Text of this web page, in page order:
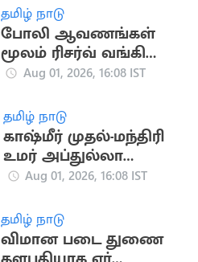
தமிழ் நாடு
போலி ஆவணங்கள்
மூலம் ரிசர்வ் வங்கி
மோசடி: முக்கிய
Aug 01, 2026, 16:08 IST
தமிழ் நாடு
காஷ்மீர் முதல்-மந்திரி
உமர் அப்துல்லா
தம்பதிக்கு விவாகரத்து:
Aug 01, 2026, 16:08 IST
தமிழ் நாடு
விமான படை துணை